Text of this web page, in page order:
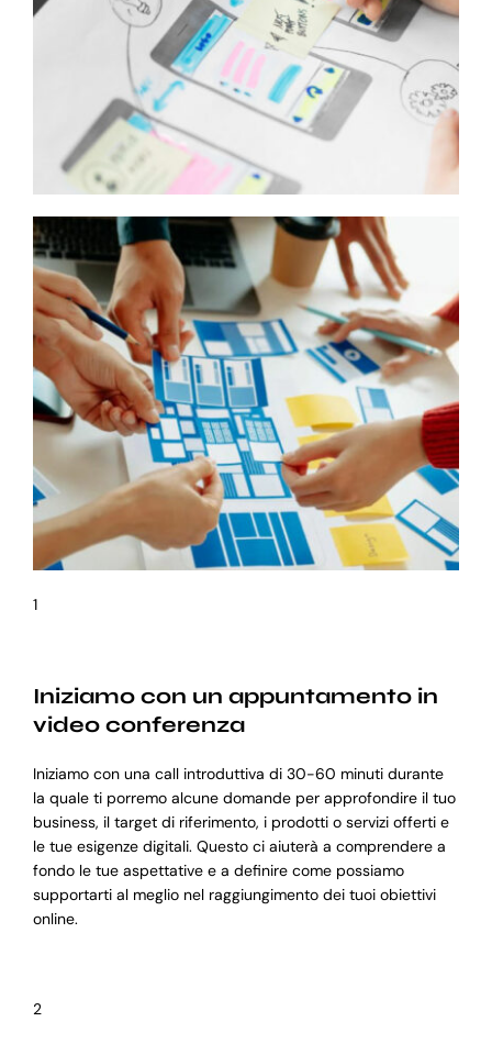
1
Iniziamo con un appuntamento in
video conferenza
Iniziamo con una call introduttiva di 30-60 minuti durante
la quale ti porremo alcune domande per approfondire il tuo
business, il target di riferimento, i prodotti o servizi offerti e
le tue esigenze digitali. Questo ci aiuterà a comprendere a
fondo le tue aspettative e a definire come possiamo
supportarti al meglio nel raggiungimento dei tuoi obiettivi
online.
2